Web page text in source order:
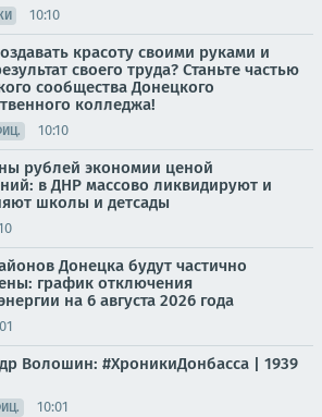
10:10
красоту своими руками и
своего труда? Станьте частью
сообщества Донецкого
колледжа!
10:10
рублей экономии ценой
в ДНР массово ликвидируют и
школы и детсады
Донецка будут частично
график отключения
на 6 августа 2026 года
Волошин: #ХроникиДонбасса | 1939
10:01